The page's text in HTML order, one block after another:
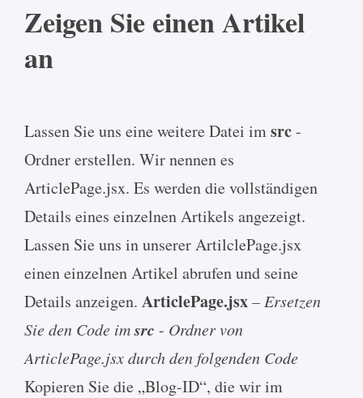
Zeigen Sie einen Artikel
an
Lassen Sie uns eine weitere Datei imsrc-
Ordner erstellen. Wir nennen es
ArticlePage.jsx. Es werden die vollständigen
Details eines einzelnen Artikels angezeigt.
Lassen Sie uns in unserer ArtilclePage.jsx
einen einzelnen Artikel abrufen und seine
Details anzeigen. ArticlePage.jsx– Ersetzen
Sie den Code imsrc - Ordner von
ArticlePage.jsx durch den folgenden Code
Kopieren Sie die „Blog-ID“, die wir im